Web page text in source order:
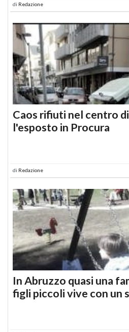
di Redazione
Caos rifiuti nel centro
l'esposto in Procura
di Redazione
In Abruzzo quasi una
figli piccoli vive con un